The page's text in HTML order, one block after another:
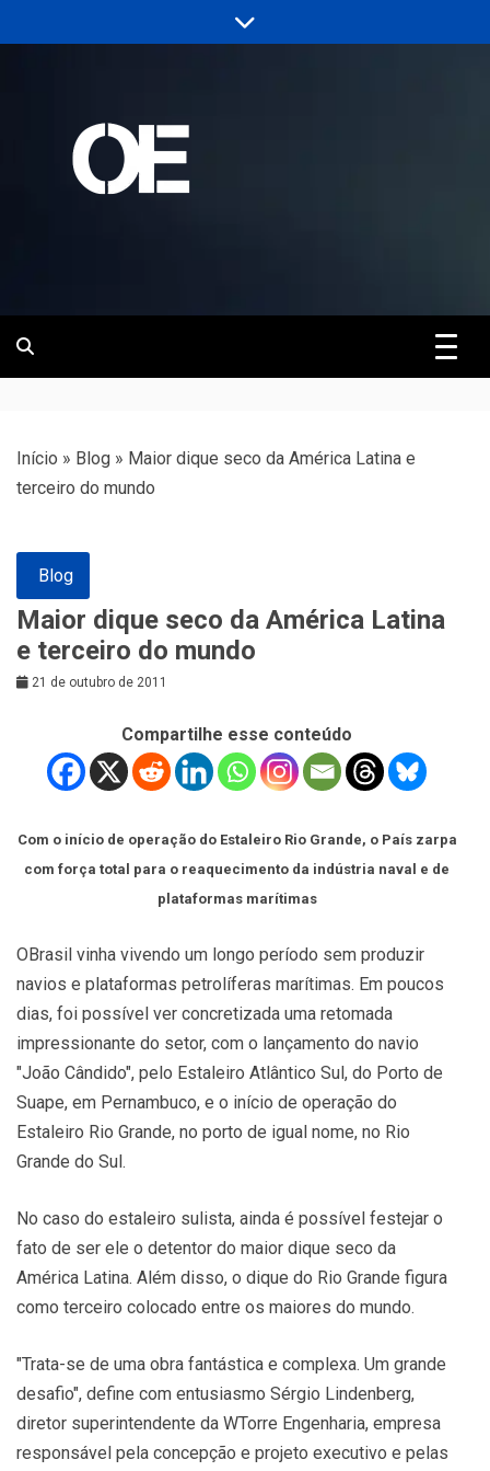
to
Revista | O
Empreiteiro
Início » Blog » Maior dique seco da América Latina e
terceiro do mundo
Blog
Maior dique seco da América Latina
e terceiro do mundo
21 de outubro de 2011
Compartilhe esse conteúdo
Com o início de operação do Estaleiro Rio Grande, o País zarpa
com força total para o reaquecimento da indústria naval e de
plataformas marítimas
OBrasil vinha vivendo um longo período sem produzir
navios e plataformas petrolíferas marítimas. Em poucos
dias, foi possível ver concretizada uma retomada
impressionante do setor, com o lançamento do navio
"João Cândido", pelo Estaleiro Atlântico Sul, do Porto de
Suape, em Pernambuco, e o início de operação do
Estaleiro Rio Grande, no porto de igual nome, no Rio
Grande do Sul.
No caso do estaleiro sulista, ainda é possível festejar o
fato de ser ele o detentor do maior dique seco da
América Latina. Além disso, o dique do Rio Grande figura
como terceiro colocado entre os maiores do mundo.
"Trata-se de uma obra fantástica e complexa. Um grande
desafio", define com entusiasmo Sérgio Lindenberg,
diretor superintendente da WTorre Engenharia, empresa
responsável pela concepção e projeto executivo e pelas